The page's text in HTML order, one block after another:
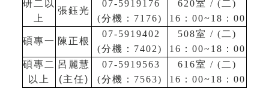
研二以
上
張鈺光
07-5919176
(分機： 7176)
620室 / ( 二 )
16 ： 00~18 ： 00
碩專一 陳正根
07-5919402
(分機： 7402)
508室 / ( 二 )
16 ： 00~18 ： 00
碩專二
以上
呂麗慧
(主任)
07-5919563
(分機： 7563)
616室 / ( 二 )
16 ： 00~18 ： 00